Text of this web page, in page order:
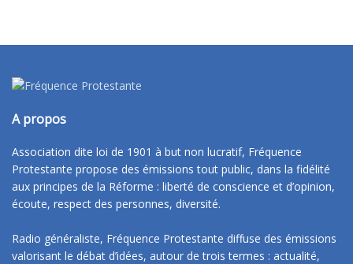
A propos
Association dite loi de 1901 à but non lucratif, Fréquence
Protestante propose des émissions tout public, dans la fidélité
aux principes de la Réforme : liberté de conscience et d’opinion,
écoute, respect des personnes, diversité.
Radio généraliste, Fréquence Protestante diffuse des émissions
valorisant le débat d’idées, autour de trois termes : actualité,